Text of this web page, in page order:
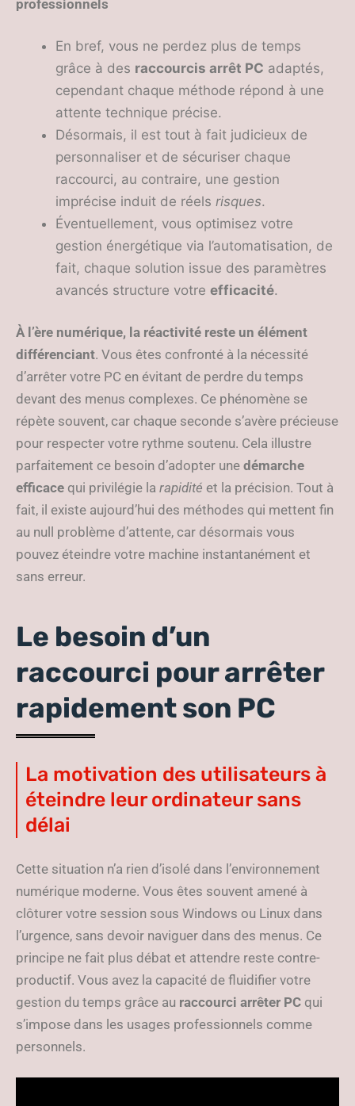
professionnels
En bref, vous ne perdez plus de temps
grâce à des raccourcis arrêt PC adaptés,
cependant chaque méthode répond à une
attente technique précise.
Désormais, il est tout à fait judicieux de
personnaliser et de sécuriser chaque
raccourci, au contraire, une gestion
imprécise induit de réels risques.
Éventuellement, vous optimisez votre
gestion énergétique via l’automatisation, de
fait, chaque solution issue des paramètres
avancés structure votre efficacité.
À l’ère numérique, la réactivité reste un élément
différenciant. Vous êtes confronté à la nécessité
d’arrêter votre PC en évitant de perdre du temps
devant des menus complexes. Ce phénomène se
répète souvent, car chaque seconde s’avère précieuse
pour respecter votre rythme soutenu. Cela illustre
parfaitement ce besoin d’adopter une démarche
efficace qui privilégie la rapidité et la précision. Tout à
fait, il existe aujourd’hui des méthodes qui mettent fin
au null problème d’attente, car désormais vous
pouvez éteindre votre machine instantanément et
sans erreur.
Le besoin d’un
raccourci pour arrêter
rapidement son PC
La motivation des utilisateurs à
éteindre leur ordinateur sans
délai
Cette situation n’a rien d’isolé dans l’environnement
numérique moderne. Vous êtes souvent amené à
clôturer votre session sous Windows ou Linux dans
l’urgence, sans devoir naviguer dans des menus. Ce
principe ne fait plus débat et attendre reste contre-
productif. Vous avez la capacité de fluidifier votre
gestion du temps grâce au raccourci arrêter PC qui
s’impose dans les usages professionnels comme
personnels.